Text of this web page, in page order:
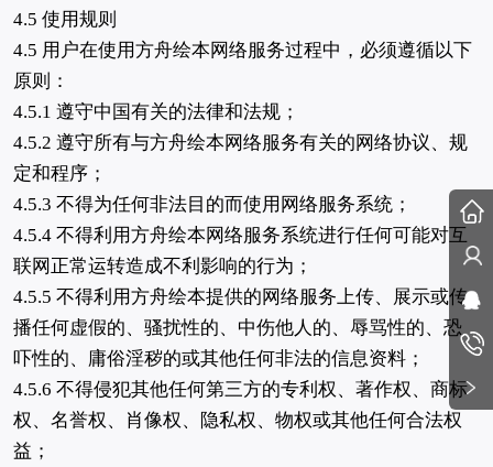
4.5 使用规则
4.5 用户在使用方舟绘本网络服务过程中，必须遵循以下
原则：
4.5.1 遵守中国有关的法律和法规；
4.5.2 遵守所有与方舟绘本网络服务有关的网络协议、规
定和程序；
4.5.3 不得为任何非法目的而使用网络服务系统；
4.5.4 不得利用方舟绘本网络服务系统进行任何可能对互
联网正常运转造成不利影响的行为；
4.5.5 不得利用方舟绘本提供的网络服务上传、展示或传
播任何虚假的、骚扰性的、中伤他人的、辱骂性的、恐
吓性的、庸俗淫秽的或其他任何非法的信息资料；
4.5.6 不得侵犯其他任何第三方的专利权、著作权、商标
权、名誉权、肖像权、隐私权、物权或其他任何合法权
益；